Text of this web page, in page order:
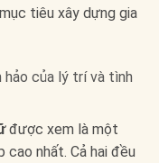
tiêu xây dựng gia
hảo của lý trí và tình
được xem là một
nhất. Cả hai đều